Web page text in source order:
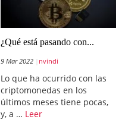
¿Qué está pasando con...
9 Mar 2022 nvindi
Lo que ha ocurrido con las
criptomonedas en los
últimos meses tiene pocas,
y, a … Leer